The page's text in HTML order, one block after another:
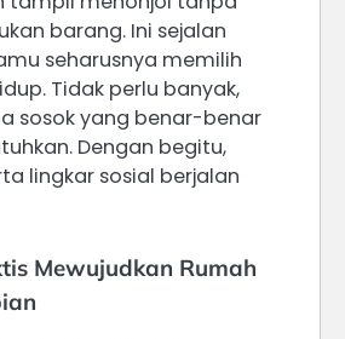
barang. Ini sejalan
seharusnya memilih
Tidak perlu banyak,
sosok yang benar-benar
Dengan begitu,
lingkar sosial berjalan
Mewujudkan Rumah